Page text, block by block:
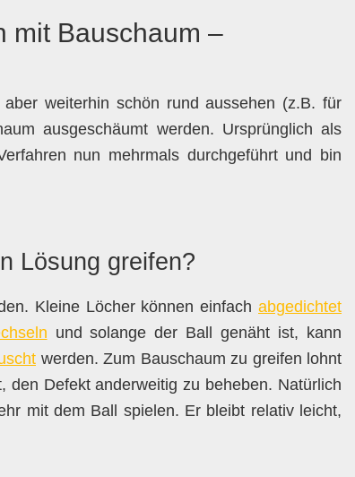
mit Bauschaum –
weiterhin schön rund aussehen (z.B. für
ausgeschäumt werden. Ursprünglich als
nun mehrmals durchgeführt und bin
Lösung greifen?
Kleine Löcher können einfach abgedichtet
und solange der Ball genäht ist, kann
werden. Zum Bauschaum zu greifen lohnt
Defekt anderweitig zu beheben. Natürlich
mit dem Ball spielen. Er bleibt relativ leicht,